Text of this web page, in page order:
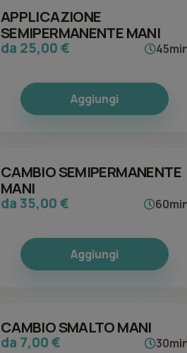
APPLICAZIONE
SEMIPERMANENTE MANI
da 25,00 €
Aggiungi
CAMBIO SEMIPERMANENTE
MANI
da 35,00 €
Aggiungi
CAMBIO SMALTO MANI
da 7,00 €